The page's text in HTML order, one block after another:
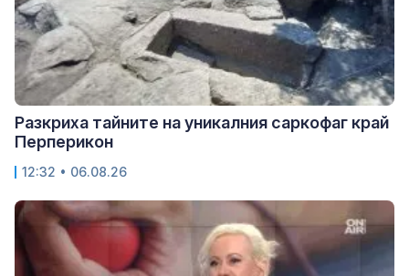
Разкриха тайните на уникалния саркофаг край
Перперикон
12:32 • 06.08.26